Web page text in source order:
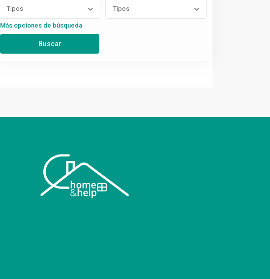
Tipos Tipos
Más opciones de búsqueda